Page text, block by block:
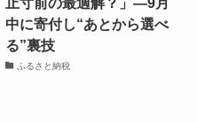
中に寄付し“あとから選べ
る”裏技
ふるさと納税